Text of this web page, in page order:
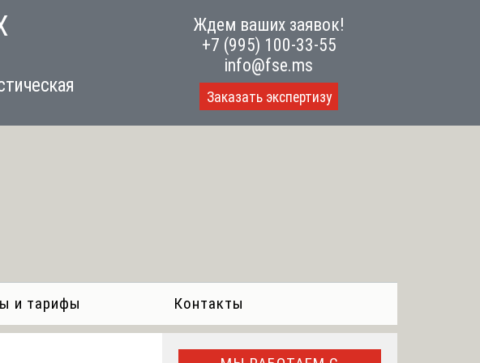
Ждем ваших заявок!
+7 (995) 100-33-55
info@fse.ms
Заказать экспертизу
и тарифы Контакты